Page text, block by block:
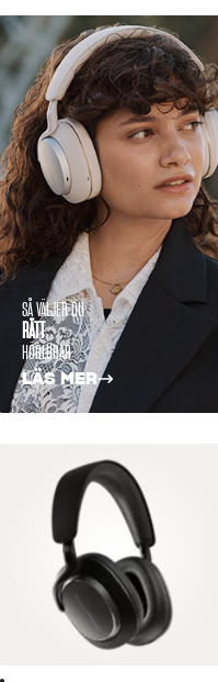
SÅ VÄLJER DU
RÄTT
HÖRLURAR
LÄS MER